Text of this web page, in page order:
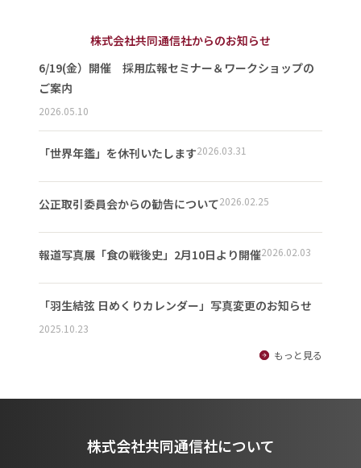
株式会社共同通信社からのお知らせ
6/19(金）開催 採用広報セミナー＆ワークショップの
ご案内
2026.05.10
「世界年鑑」を休刊いたします2026.03.31
公正取引委員会からの勧告について2026.02.25
報道写真展「食の戦後史」2月10日より開催2026.02.03
「羽生結弦 日めくりカレンダー」写真変更のお知らせ
2025.10.23
もっと見る
株式会社共同通信社について